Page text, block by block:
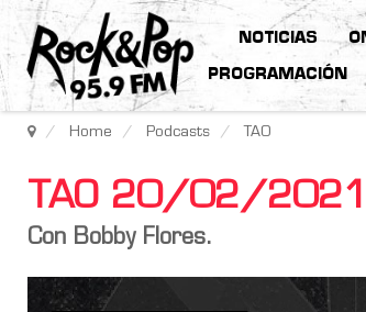
NOTICIAS
PROGRAMACIÓN
Home Podcasts TAO
TAO 20/02/2021
Con Bobby Flores.